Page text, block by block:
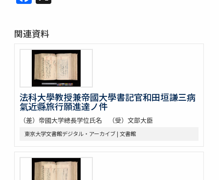
関連資料
法科大學教授兼帝國大學書記官和田垣謙三病
氣近縣旅行願進達ノ件
（差）帝國大学總長学位氏名 （受）文部大臣
東京大学文書館デジタル・アーカイブ | 文書館